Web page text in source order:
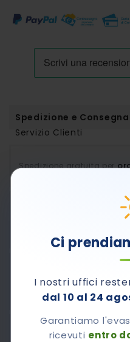
Ci
I nostri uffici
dal 10 al 24
Garantiamo
ricevuti entro
Spedizione e Consegna
Servizio Clienti
Spedizione gratuita per
PAUSA ESTIVA: LE
PARTIRE DA LUNEDÌ 24
contrassegno.
Contattaci al numero